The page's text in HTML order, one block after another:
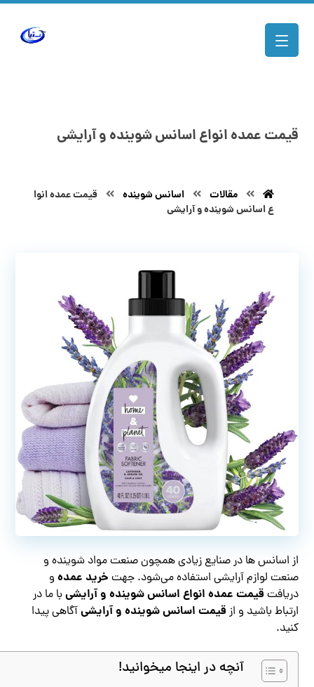
قیمت عمده انواع اسانس شوینده و آرایشی
مقالات اسانس شوینده
قیمت عمده انوا
ع اسانس شوینده و آرایشی
از اسانس‌ ها در صنایع زیادی همچون صنعت مواد شوینده و
صنعت لوازم آرایشی استفاده می‌شود. جهت خرید عمده و
دریافت قیمت عمده انواع اسانس شوینده و آرایشی با ما در
ارتباط باشید و از قیمت اسانس شوینده و آرایشیآگاهی پیدا
کنید.
آنچه در اینجا میخوانید!